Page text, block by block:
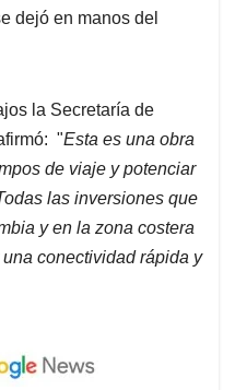
dejó en manos del
la Secretaría de
"Esta es una obra
de viaje y potenciar
las inversiones que
y en la zona costera
conectividad rápida y